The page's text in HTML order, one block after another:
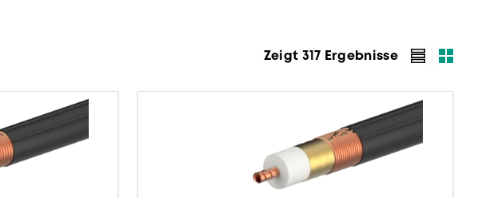
Zeigt 317 Ergebnisse